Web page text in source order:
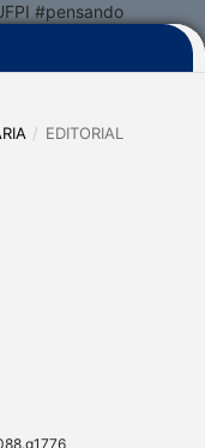
#pensando
/ EDITORIAL